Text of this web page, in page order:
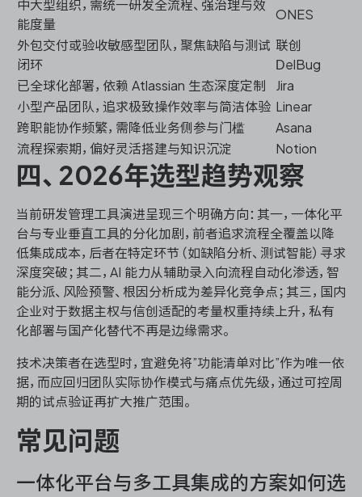
中大型组织，需统一研发全流程、强治理与效
能度量
ONES
外包交付或验收敏感型团队，聚焦缺陷与测试
闭环
联创
DelBug
已全球化部署，依赖 Atlassian 生态深度定制
Jira
小型产品团队，追求极致操作效率与简洁体验
Linear
跨职能协作频繁，需降低业务侧参与门槛
Asana
流程探索期，偏好灵活搭建与知识沉淀
Notion
四、2026年选型趋势观察
当前研发管理工具演进呈现三个明确方向：其一，一体化平
台与专业垂直工具的分化加剧，前者追求流程全覆盖以降
低集成成本，后者在特定环节（如缺陷分析、测试智能）寻求
深度突破；其二，AI 能力从辅助录入向流程自动化渗透，智
能分派、风险预警、根因分析成为差异化竞争点；其三，国内
企业对于数据主权与信创适配的考量权重持续上升，私有
化部署与国产化替代不再是边缘需求。
技术决策者在选型时，宜避免将”功能清单对比”作为唯一依
据，而应回归团队实际协作模式与痛点优先级，通过可控周
期的试点验证再扩大推广范围。
常见问题
一体化平台与多工具集成的方案如何选